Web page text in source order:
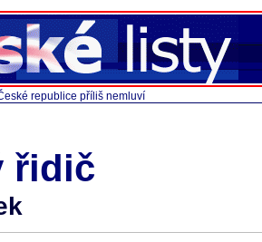
republice příliš nemluví
řidič